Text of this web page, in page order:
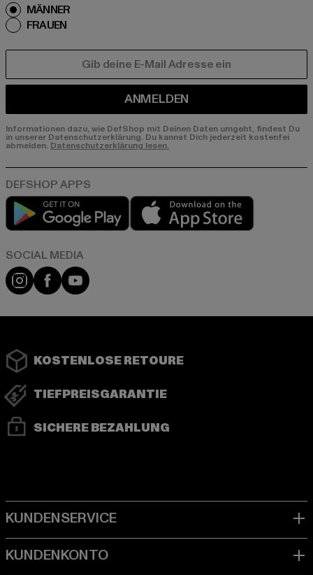
MÄNNER
FRAUEN
ANMELDEN
Informationen dazu, wie DefShop mit Deinen Daten umgeht, findest Du
in unserer Datenschutzerklärung. Du kannst Dich jederzeit kostenfei
abmelden. Datenschutzerklärung lesen.
Play market
Instagram
FacebookYouTube
KOSTENLOSE RETOURE
TIEFPREISGARANTIE
SICHERE BEZAHLUNG